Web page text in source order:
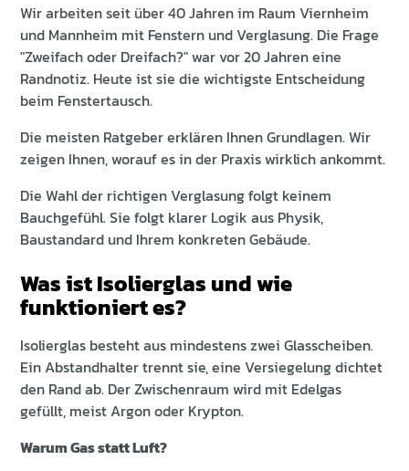
Wir arbeiten seit über 40 Jahren im Raum Viernheim
und Mannheim mit Fenstern und Verglasung. Die Frage
"Zweifach oder Dreifach?" war vor 20 Jahren eine
Randnotiz. Heute ist sie die wichtigste Entscheidung
beim Fenstertausch.
Die meisten Ratgeber erklären Ihnen Grundlagen. Wir
zeigen Ihnen, worauf es in der Praxis wirklich ankommt.
Die Wahl der richtigen Verglasung folgt keinem
Bauchgefühl. Sie folgt klarer Logik aus Physik,
Baustandard und Ihrem konkreten Gebäude.
Was ist Isolierglas und wie
funktioniert es?
Isolierglas besteht aus mindestens zwei Glasscheiben.
Ein Abstandhalter trennt sie, eine Versiegelung dichtet
den Rand ab. Der Zwischenraum wird mit Edelgas
gefüllt, meist Argon oder Krypton.
Warum Gas statt Luft?